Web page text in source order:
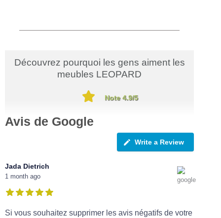
Découvrez pourquoi les gens aiment les
meubles LEOPARD
Note 4.9/5
Avis de Google
Write a Review
Jada Dietrich
1 month ago
Si vous souhaitez supprimer les avis négatifs de votre